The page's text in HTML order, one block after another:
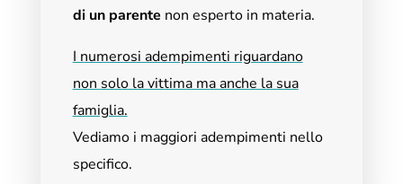
di un parente non esperto in materia.
I numerosi adempimenti riguardano
non solo la vittima ma anche la sua
famiglia.
Vediamo i maggiori adempimenti nello
specifico.